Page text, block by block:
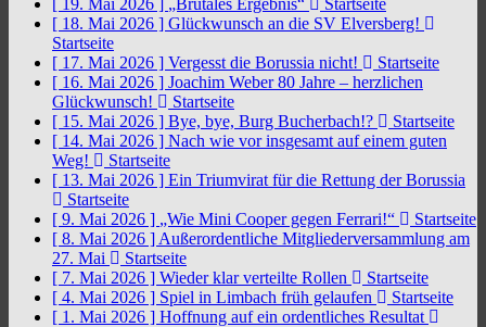
[ 19. Mai 2026 ] „Brutales Ergebnis“
Startseite
[ 18. Mai 2026 ] Glückwunsch an die SV Elversberg!
Startseite
[ 17. Mai 2026 ] Vergesst die Borussia nicht!
Startseite
[ 16. Mai 2026 ] Joachim Weber 80 Jahre – herzlichen
Glückwunsch!
Startseite
[ 15. Mai 2026 ] Bye, bye, Burg Bucherbach!?
Startseite
[ 14. Mai 2026 ] Nach wie vor insgesamt auf einem guten
Weg!
Startseite
[ 13. Mai 2026 ] Ein Triumvirat für die Rettung der Borussia
Startseite
[ 9. Mai 2026 ] „Wie Mini Cooper gegen Ferrari!“
Startseite
[ 8. Mai 2026 ] Außerordentliche Mitgliederversammlung am
27. Mai
Startseite
[ 7. Mai 2026 ] Wieder klar verteilte Rollen
Startseite
[ 4. Mai 2026 ] Spiel in Limbach früh gelaufen
Startseite
[ 1. Mai 2026 ] Hoffnung auf ein ordentliches Resultat